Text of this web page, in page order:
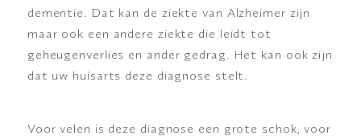
dementie. Dat kan de ziekte van Alzheimer zijn
maar ook een andere ziekte die leidt tot
geheugenverlies en ander gedrag. Het kan ook zijn
dat uw huisarts deze diagnose stelt.
Voor velen is deze diagnose een grote schok, voor